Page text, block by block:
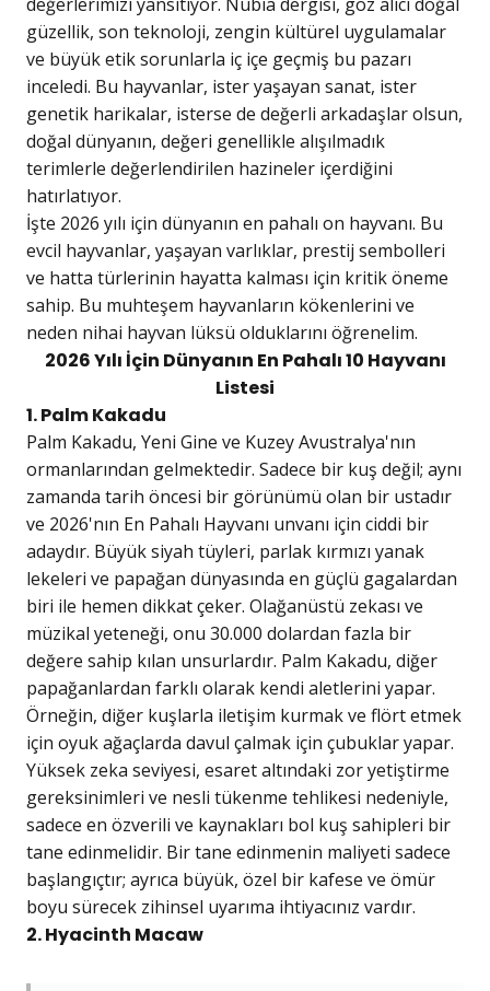
güzellik, son teknoloji, zengin kültürel uygulamalar
ve büyük etik sorunlarla iç içe geçmiş bu pazarı
inceledi. Bu hayvanlar, ister yaşayan sanat, ister
genetik harikalar, isterse de değerli arkadaşlar olsun,
doğal dünyanın, değeri genellikle alışılmadık
terimlerle değerlendirilen hazineler içerdiğini
hatırlatıyor.
İşte 2026 yılı için dünyanın en pahalı on hayvanı. Bu
evcil hayvanlar, yaşayan varlıklar, prestij sembolleri
ve hatta türlerinin hayatta kalması için kritik öneme
sahip. Bu muhteşem hayvanların kökenlerini ve
neden nihai hayvan lüksü olduklarını öğrenelim.
2026 Yılı İçin Dünyanın En Pahalı 10 Hayvanı
Listesi
1. Palm Kakadu
Palm Kakadu, Yeni Gine ve Kuzey Avustralya'nın
ormanlarından gelmektedir. Sadece bir kuş değil; aynı
zamanda tarih öncesi bir görünümü olan bir ustadır
ve 2026'nın En Pahalı Hayvanı unvanı için ciddi bir
adaydır. Büyük siyah tüyleri, parlak kırmızı yanak
lekeleri ve papağan dünyasında en güçlü gagalardan
biri ile hemen dikkat çeker. Olağanüstü zekası ve
müzikal yeteneği, onu 30.000 dolardan fazla bir
değere sahip kılan unsurlardır. Palm Kakadu, diğer
papağanlardan farklı olarak kendi aletlerini yapar.
Örneğin, diğer kuşlarla iletişim kurmak ve flört etmek
için oyuk ağaçlarda davul çalmak için çubuklar yapar.
Yüksek zeka seviyesi, esaret altındaki zor yetiştirme
gereksinimleri ve nesli tükenme tehlikesi nedeniyle,
sadece en özverili ve kaynakları bol kuş sahipleri bir
tane edinmelidir. Bir tane edinmenin maliyeti sadece
başlangıçtır; ayrıca büyük, özel bir kafese ve ömür
boyu sürecek zihinsel uyarıma ihtiyacınız vardır.
2. Hyacinth Macaw